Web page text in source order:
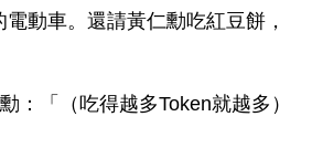
動車。還請黃仁勳吃紅豆餅，
：「（吃得越多Token就越多）